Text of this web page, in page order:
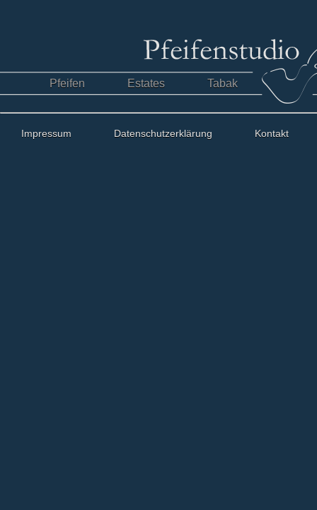
Pfeifen Estates Tabak
Impressum Datenschutzerklärung Kontakt